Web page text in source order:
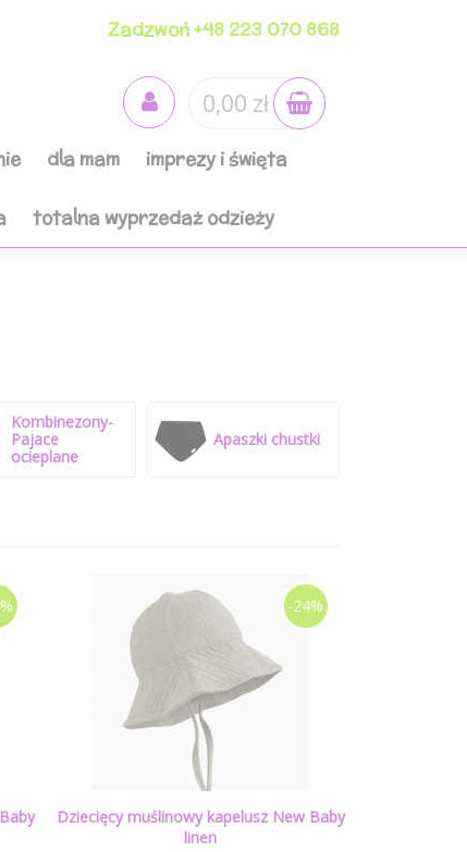
Zadzwoń +48 223 070 868
0,00 zł
dla mam imprezy i święta
totalna wyprzedaż odzieży
Kombinezony-
Pajace
ocieplane
Apaszki chustki
-24%
Dziecięcy muślinowy kapelusz New Baby
linen